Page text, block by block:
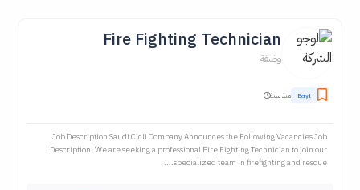
Fire Fighting Technician
وظيفة
Bayt منذ سنة
Job Description Saudi Cicli Company Announces the Following Vacancies Job
Description: We are seeking a professional Fire Fighting Technician to join our
specialized team in firefighting and rescue....